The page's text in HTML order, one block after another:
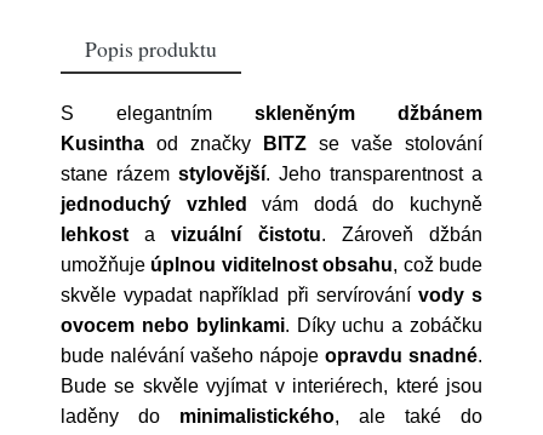
Popis produktu
S elegantním skleněným
džbánem
Kusintha od značky BITZ se vaše stolování
stane rázem stylovější. Jeho transparentnost a
jednoduchý
vzhled
vám dodá do kuchyně
lehkost avizuální čistotu. Zároveň džbán
umožňuje úplnou viditelnost obsahu, což bude
skvěle vypadat například při servírování vody s
ovocem nebo bylinkami. Díky uchu a zobáčku
bude nalévání vašeho nápoje opravdu snadné.
Bude se skvěle vyjímat v interiérech, které jsou
laděny do minimalistického, ale také do